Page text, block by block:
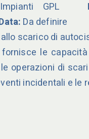
Impianti GPL
Da definire
scarico di
le
operazioni di
incidentali e le